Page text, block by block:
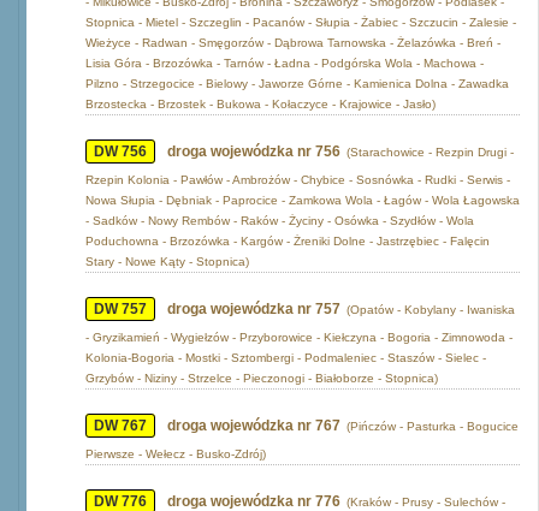
Stopnica - Mietel - Szczeglin - Pacanów - Słupia - Żabiec - Szczucin - Zalesie -
Wieżyce - Radwan - Smęgorzów - Dąbrowa Tarnowska - Żelazówka - Breń -
Lisia Góra - Brzozówka - Tarnów - Ładna - Podgórska Wola - Machowa -
Pilzno - Strzegocice - Bielowy - Jaworze Górne - Kamienica Dolna - Zawadka
Brzostecka - Brzostek - Bukowa - Kołaczyce - Krajowice - Jasło)
DW 756 droga wojewódzka nr 756 (Starachowice - Rezpin Drugi -
Rzepin Kolonia - Pawłów - Ambrożów - Chybice - Sosnówka - Rudki - Serwis -
Nowa Słupia - Dębniak - Paprocice - Zamkowa Wola - Łagów - Wola Łagowska
- Sadków - Nowy Rembów - Raków - Życiny - Osówka - Szydłów - Wola
Poduchowna - Brzozówka - Kargów - Żreniki Dolne - Jastrzębiec - Falęcin
Stary - Nowe Kąty - Stopnica)
DW 757 droga wojewódzka nr 757 (Opatów - Kobylany - Iwaniska
- Gryzikamień - Wygiełzów - Przyborowice - Kiełczyna - Bogoria - Zimnowoda -
Kolonia-Bogoria - Mostki - Sztombergi - Podmaleniec - Staszów - Sielec -
Grzybów - Niziny - Strzelce - Pieczonogi - Białoborze - Stopnica)
DW 767 droga wojewódzka nr 767 (Pińczów - Pasturka - Bogucice
Pierwsze - Wełecz - Busko-Zdrój)
DW 776 droga wojewódzka nr 776 (Kraków - Prusy - Sulechów -